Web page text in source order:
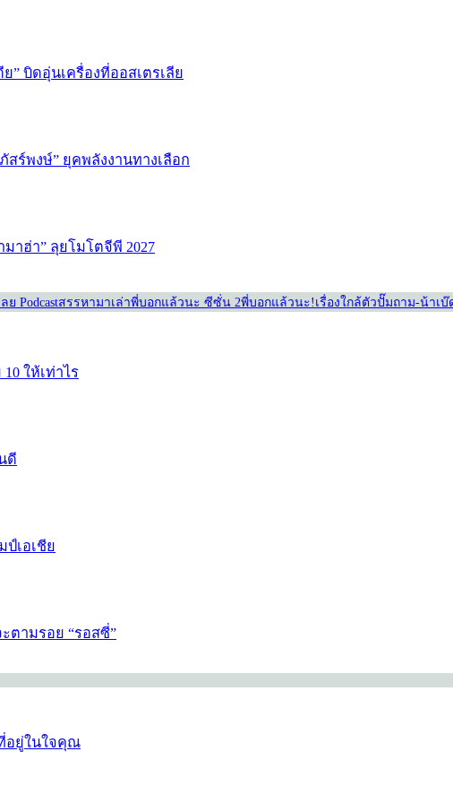
ย” บิดอุ่นเครื่องที่ออสเตรเลีย
ภัสร์พงษ์” ยุคพลังงานทางเลือก
มาฮ่า” ลุยโมโตจีพี 2027
ย Podcastสรรหามาเล่าพี่บอกแล้วนะ ซีซั่น 2พี่บอกแล้วนะ! เรื่องใกล้ตัวปั๊มถาม-น้าเบ๊
10 ให้เท่าไร
ดี
ป์เอเชีย
ะตามรอย “รอสซี่”
อยู่ในใจคุณ